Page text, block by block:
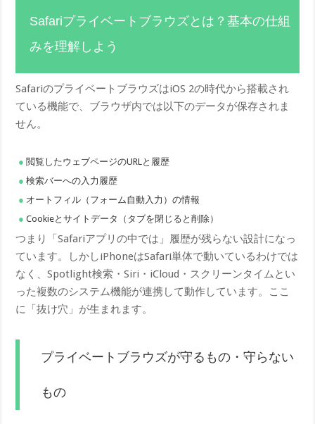
Safariプライベートブラウズとは？基本の仕組
みを理解しよう
SafariのプライベートブラウズはiOS 2の時代から搭載され
ている機能で、ブラウザ内では以下のデータが保存されま
せん。
閲覧したウェブページのURLと履歴
検索バーへの入力履歴
オートフィル（フォーム自動入力）の情報
Cookieとサイトデータ（タブを閉じると削除）
つまり「Safariアプリの中では」履歴が残らない設計になっ
ています。しかしiPhoneはSafari単体で動いているわけでは
なく、Spotlight検索・Siri・iCloud・スクリーンタイムとい
った複数のシステム機能が連携して動作しています。ここ
に「抜け穴」が生まれます。
プライベートブラウズが守るもの・守らない
もの